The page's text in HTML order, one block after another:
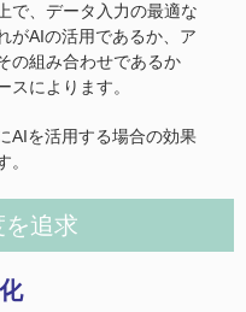
で、データ入力の最適な
がAIの活用であるか、ア
の組み合わせであるか
スによります。
AIを活用する場合の効果
。
追求